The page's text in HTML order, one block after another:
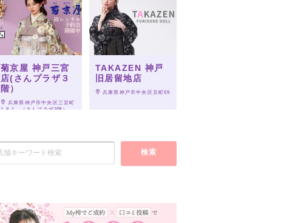
菊京屋 神戸三宮
店(さんプラザ３
階）
兵庫県神戸市中央区三宮町
1-8-1　（さんプラザ3階）
TAKAZEN 神戸
旧居留地店
兵庫県神戸市中央区京町69
検索